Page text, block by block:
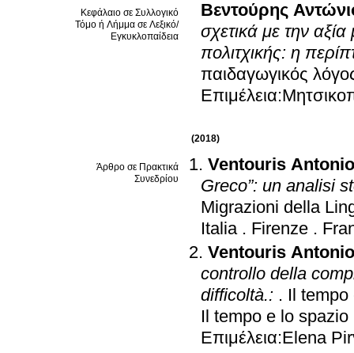
Κεφάλαιο σε Συλλογικό
Τόμο ή Λήμμα σε Λεξικό/
Εγκυκλοπαίδεια
Βεντούρης
σχετικά με την
πολιτχικής: η
παιδαγωγικός
(2018)
Άρθρο σε Πρακτικά
Συνεδρίου
Ventouris
Greco”: un analisi
Migrazioni della
Italia . Firenze .
Ventouris
controllo della
difficoltà.: . Il
Il tempo e lo
Επιμέλεια:Elena